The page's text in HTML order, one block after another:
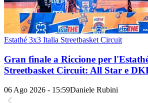
Estathé 3x3 Italia Streetbasket Circuit
Gran finale a Riccione per
Streetbasket Circuit: All Star e
06 Ago 2026 - 15:59Daniele Rubini